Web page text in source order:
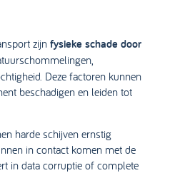
zijn fysieke schade door
Deze factoren kunnen
beschadigen en leiden tot
harde schijven ernstig
in contact komen met de
in data corruptie of complete